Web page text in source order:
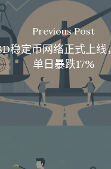
Previous Post
稳定币网络正式上
单日暴跌17%